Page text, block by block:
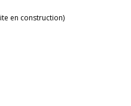
en construction)